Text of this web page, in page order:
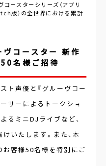
ースターシリーズ（アプリ
版）の全世界における累計
ヴコースター 新作
50名様ご招待
ト声優と『グルーヴコー
サーによるトークショ
るミニDJライブなど、
いたします。また、本
お客様50名様を特別にご